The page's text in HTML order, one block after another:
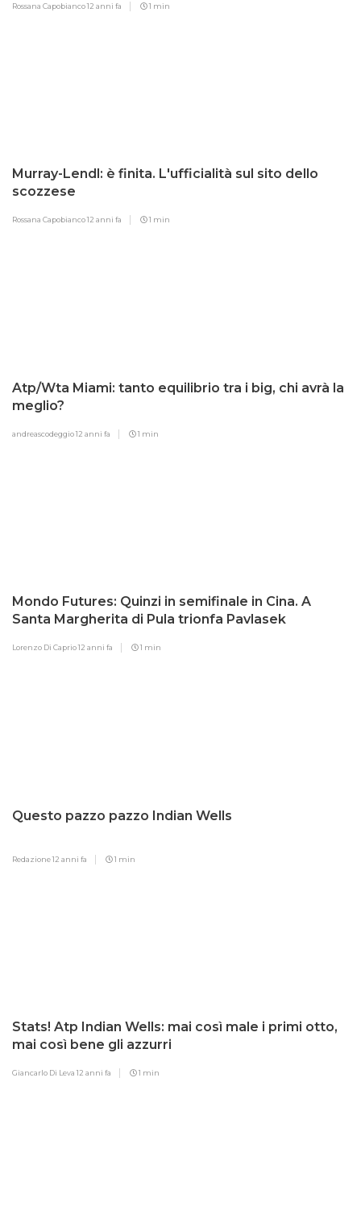
Rossana Capobianco12 anni fa 1 min
Murray-Lendl: è finita. L'ufficialità sul sito dello
scozzese
Rossana Capobianco12 anni fa 1 min
Atp/Wta Miami: tanto equilibrio tra i big, chi avrà la
meglio?
andreascodeggio12 anni fa 1 min
Mondo Futures: Quinzi in semifinale in Cina. A
Santa Margherita di Pula trionfa Pavlasek
Lorenzo Di Caprio12 anni fa 1 min
Questo pazzo pazzo Indian Wells
Redazione12 anni fa 1 min
Stats! Atp Indian Wells: mai così male i primi otto,
mai così bene gli azzurri
Giancarlo Di Leva12 anni fa 1 min